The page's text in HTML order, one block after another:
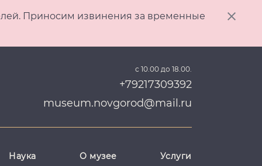
Приносим извинения за временные
с 10.00 до 18.00.
+79217309392
museum.novgorod@mail.ru
Наука О музее Услуги